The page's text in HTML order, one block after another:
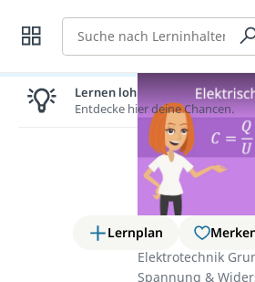
Suche
Lernplan
Elektrotechnik
Spannung &
Lernen lohnt sich!
Entdecke hier deine Chancen.